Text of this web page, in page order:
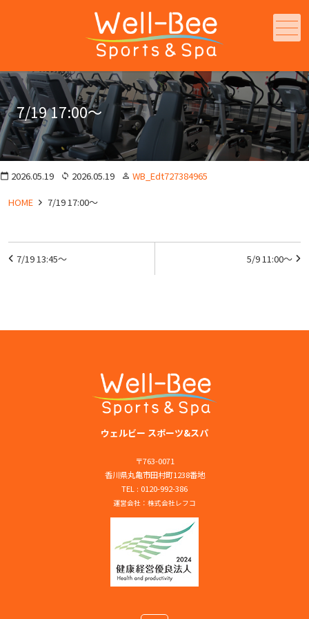
メニュー
7/19 17:00～
calendar_today 2026.05.19 loop 2026.05.19 person_outline WB_Edt727384965
HOME 7/19 17:00～
投
ビ
5/9 11:00～
7/19 13:45～
ウェルビー スポーツ&スパ
〒763-0071
香川県丸亀市田村町1238番地
TEL : 0120-992-386
運営会社： 株式会社レフコ